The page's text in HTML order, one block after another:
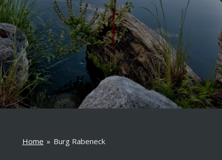
Home » Burg Rabeneck